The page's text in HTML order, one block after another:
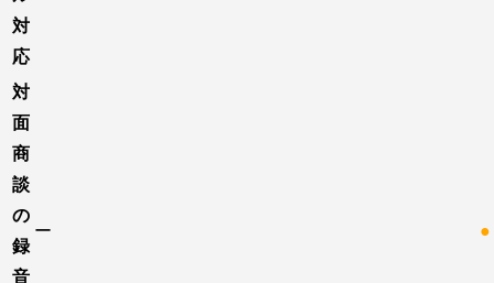
対
応
対
面
商
談
の
録
音
ー ●